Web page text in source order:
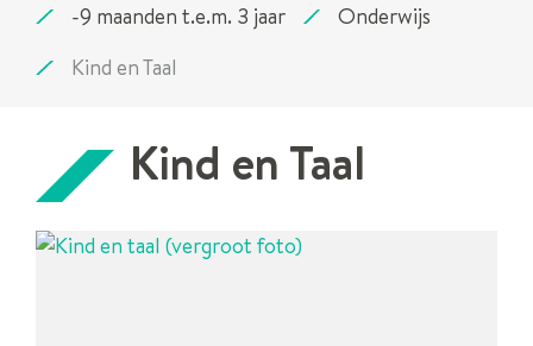
-9 maanden t.e.m. 3 jaar
Onderwijs
Kind en Taal
Kind en Taal